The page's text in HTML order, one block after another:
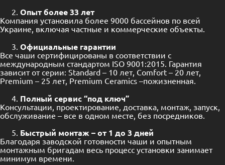
Опыт более 33 лет
Компания установила более 9000 бассейнов по всей
Украине, включая частные и коммерческие объекты.
Официальные гарантии
Все чаши сертифицированы в соответствии с
международным стандартом ISO 9001:2015. Гарантия
зависит от серии: Standard – 10 лет, Comfort – 20 лет,
Premium – 25 лет, Premium Ceramics –пожизненная.
Полный сервис “под ключ”
Консультации, проектирование, доставка, монтаж, запуск,
обслуживание – все в одном месте, без посредников.
Быстрый монтаж – от 1 до 3 дней
Благодаря заводской готовности чаши и опытным
монтажным бригадам весь процесс установки занимает
минимум времени.